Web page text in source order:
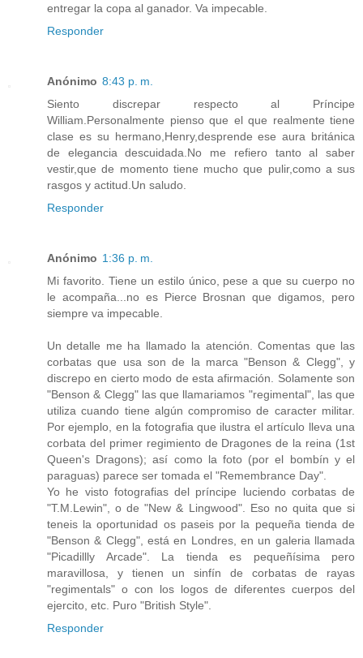
entregar la copa al ganador. Va impecable.
Responder
Anónimo 8:43 p. m.
Siento discrepar respecto al Príncipe
William.Personalmente pienso que el que realmente tiene
clase es su hermano,Henry,desprende ese aura británica
de elegancia descuidada.No me refiero tanto al saber
vestir,que de momento tiene mucho que pulir,como a sus
rasgos y actitud.Un saludo.
Responder
Anónimo 1:36 p. m.
Mi favorito. Tiene un estilo único, pese a que su cuerpo no
le acompaña...no es Pierce Brosnan que digamos, pero
siempre va impecable.
Un detalle me ha llamado la atención. Comentas que las
corbatas que usa son de la marca "Benson & Clegg", y
discrepo en cierto modo de esta afirmación. Solamente son
"Benson & Clegg" las que llamariamos "regimental", las que
utiliza cuando tiene algún compromiso de caracter militar.
Por ejemplo, en la fotografia que ilustra el artículo lleva una
corbata del primer regimiento de Dragones de la reina (1st
Queen's Dragons); así como la foto (por el bombín y el
paraguas) parece ser tomada el "Remembrance Day".
Yo he visto fotografias del príncipe luciendo corbatas de
"T.M.Lewin", o de "New & Lingwood". Eso no quita que si
teneis la oportunidad os paseis por la pequeña tienda de
"Benson & Clegg", está en Londres, en un galeria llamada
"Picadillly Arcade". La tienda es pequeñísima pero
maravillosa, y tienen un sinfín de corbatas de rayas
"regimentals" o con los logos de diferentes cuerpos del
ejercito, etc. Puro "British Style".
Responder